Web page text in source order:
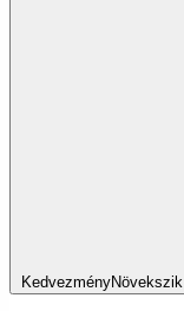
KedvezményNövekszik